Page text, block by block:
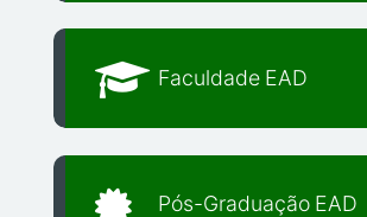
Faculdade EAD
Pós-Graduação EAD